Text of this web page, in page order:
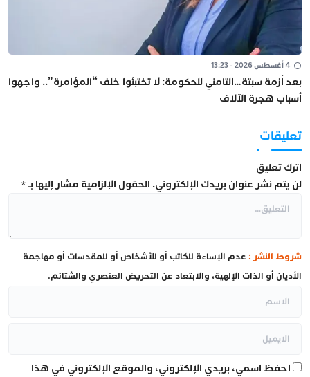
4 أغسطس 2026 - 13:23
بعد أزمة سبتة…التامني للحكومة: لا تختبئوا خلف “المؤامرة”.. واجهوا
أسباب هجرة الآلاف
تعليقات
اترك تعليق
لن يتم نشر عنوان بريدك الإلكتروني. الحقول الإلزامية مشار إليها بـ*
شروط النشر : عدم الإساءة للكاتب أو للأشخاص أو للمقدسات أو مهاجمة
الأديان أو الذات الإلهية، والابتعاد عن التحريض العنصري والشتائم.
احفظ اسمي، بريدي الإلكتروني، والموقع الإلكتروني في هذا